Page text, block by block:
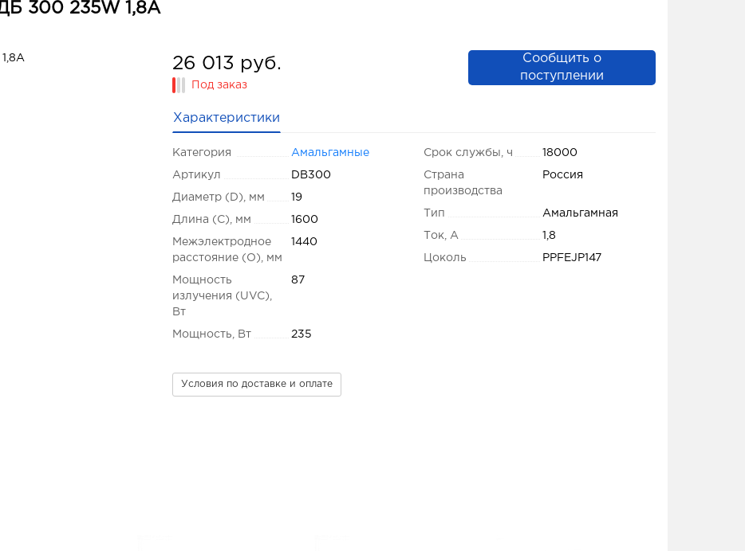
300 235W 1,8A
26 013 руб.
Под заказ
Сообщить о
поступлении
Характеристики
Категория Амальгамные
Артикул DB300
Диаметр (D), мм 19
Длина (C), мм 1600
Межэлектродное
расстояние (O), мм
1440
Мощность
излучения (UVC),
Вт
87
Мощность, Вт 235
Срок службы, ч 18000
Страна
производства
Россия
Тип Амальгамная
Ток, А 1,8
Цоколь PPFEJP147
Условия по доставке и оплате